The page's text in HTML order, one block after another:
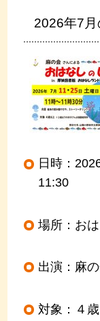
2026年7月
日時：
11:30
場所：お
出演：麻
対象：４